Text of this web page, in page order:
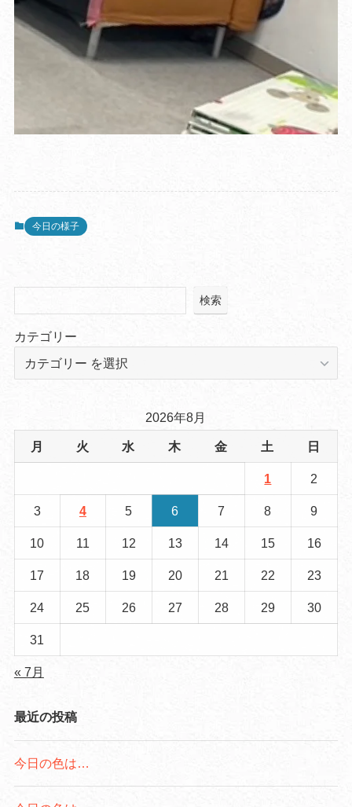
今日の様子
検索
カテゴリー
2026年8月
月 火 水 木 金 土 日
1 2
3 4 5 6 7 8 9
10 11 12 13 14 15 16
17 18 19 20 21 22 23
24 25 26 27 28 29 30
31
« 7月
最近の投稿
今日の色は…